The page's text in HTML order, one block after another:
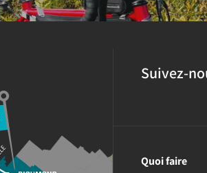
Suivez-
Quoi faire